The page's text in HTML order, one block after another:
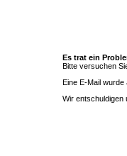
Es trat ein
Bitte versuchen
Eine E-Mail wurde
Wir entschuldigen